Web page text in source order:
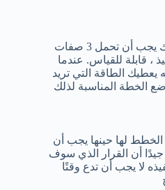
الأهداف التي يجب ن تضعه لنفسك يجب أن تحمل 3 صفات
، قابلة للقياس. عندما
يعطيك الطاقة التي تريد
الخطة المناسبة لذلك
لها حينها يجب أن
أن القرار الذي سوف
لا يجب أن تدع وقتًا